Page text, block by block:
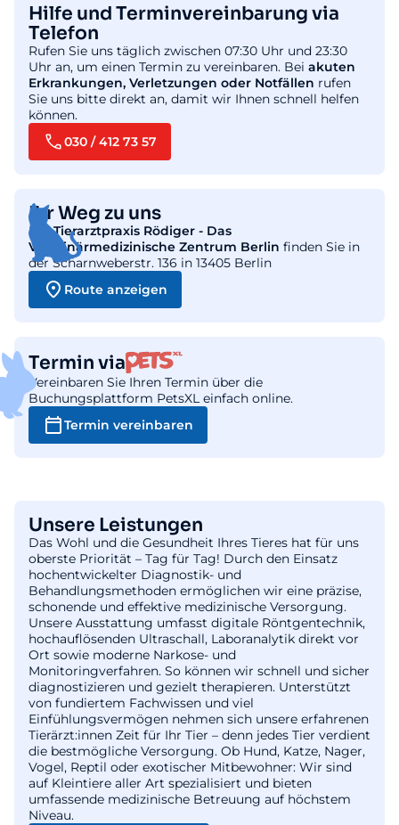
Hilfe und Terminvereinbarung via
Telefon
Rufen Sie uns täglich zwischen 07:30 Uhr und 23:30
Uhr an, um einen Termin zu vereinbaren. Bei akuten
Erkrankungen, Verletzungen oder Notfällen rufen
Sie uns bitte direkt an, damit wir Ihnen schnell helfen
können.
030 / 412 73 57
Ihr Weg zu uns
DieTierarztpraxis Rödiger - Das
Veterinärmedizinische Zentrum Berlin finden Sie in
der Scharnweberstr. 136 in 13405 Berlin
Route anzeigen
Termin via
Vereinbaren Sie Ihren Termin über die
Buchungsplattform PetsXL einfach online.
Termin vereinbaren
Unsere Leistungen
Das Wohl und die Gesundheit Ihres Tieres hat für uns
oberste Priorität – Tag für Tag! Durch den Einsatz
hochentwickelter Diagnostik- und
Behandlungsmethoden ermöglichen wir eine präzise,
schonende und effektive medizinische Versorgung.
Unsere Ausstattung umfasst digitale Röntgentechnik,
hochauflösenden Ultraschall, Laboranalytik direkt vor
Ort sowie moderne Narkose- und
Monitoringverfahren. So können wir schnell und sicher
diagnostizieren und gezielt therapieren. Unterstützt
von fundiertem Fachwissen und viel
Einfühlungsvermögen nehmen sich unsere erfahrenen
Tierärzt:innen Zeit für Ihr Tier – denn jedes Tier verdient
die bestmögliche Versorgung. Ob Hund, Katze, Nager,
Vogel, Reptil oder exotischer Mitbewohner: Wir sind
auf Kleintiere aller Art spezialisiert und bieten
umfassende medizinische Betreuung auf höchstem
Niveau.